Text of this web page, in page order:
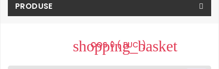
PRODUSE
shopping_basket
COS0 ( BUC. )